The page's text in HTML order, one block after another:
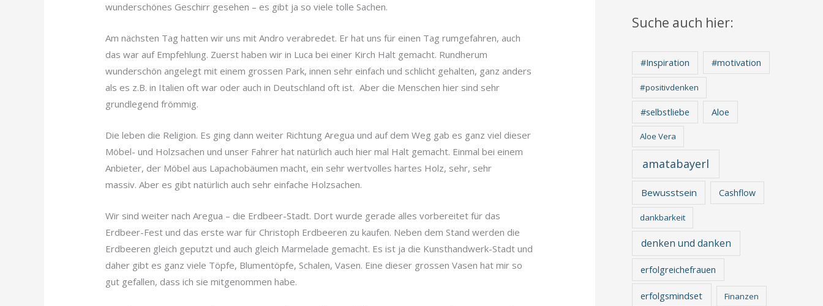
wunderschönes Geschirr gesehen – es gibt ja so viele tolle Sachen.
Am nächsten Tag hatten wir uns mit Andro verabredet. Er hat uns für einen Tag rumgefahren, auch
das war auf Empfehlung. Zuerst haben wir in Luca bei einer Kirch Halt gemacht. Rundherum
wunderschön angelegt mit einem grossen Park, innen sehr einfach und schlicht gehalten, ganz anders
als es z.B. in Italien oft war oder auch in Deutschland oft ist. Aber die Menschen hier sind sehr
grundlegend frömmig.
Die leben die Religion. Es ging dann weiter Richtung Aregua und auf dem Weg gab es ganz viel dieser
Möbel- und Holzsachen und unser Fahrer hat natürlich auch hier mal Halt gemacht. Einmal bei einem
Anbieter, der Möbel aus Lapachobäumen macht, ein sehr wertvolles hartes Holz, sehr, sehr
massiv. Aber es gibt natürlich auch sehr einfache Holzsachen.
Wir sind weiter nach Aregua – die Erdbeer-Stadt. Dort wurde gerade alles vorbereitet für das
Erdbeer-Fest und das erste war für Christoph Erdbeeren zu kaufen. Neben dem Stand werden die
Erdbeeren gleich geputzt und auch gleich Marmelade gemacht. Es ist ja die Kunsthandwerk-Stadt und
daher gibt es ganz viele Töpfe, Blumentöpfe, Schalen, Vasen. Eine dieser grossen Vasen hat mir so
gut gefallen, dass ich sie mitgenommen habe.
Suche auch hier:
#Inspiration #motivation
#positivdenken
#selbstliebe Aloe
Aloe Vera
amatabayerl
Bewusstsein Cashflow
dankbarkeit
denken und danken
erfolgreichefrauen
erfolgsmindset Finanzen